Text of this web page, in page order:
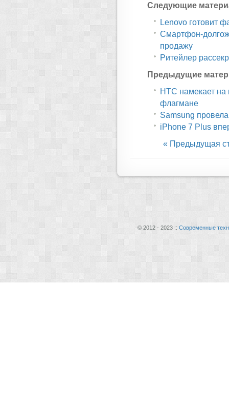
Следующие
Lenovo готовит
Смартфон-
продажу
Ритейлер
Предыдущие
HTC намекает
флагмане
Samsung
iPhone 7 Plus
« Предыдущая
© 2012 - 2023 :: Современные